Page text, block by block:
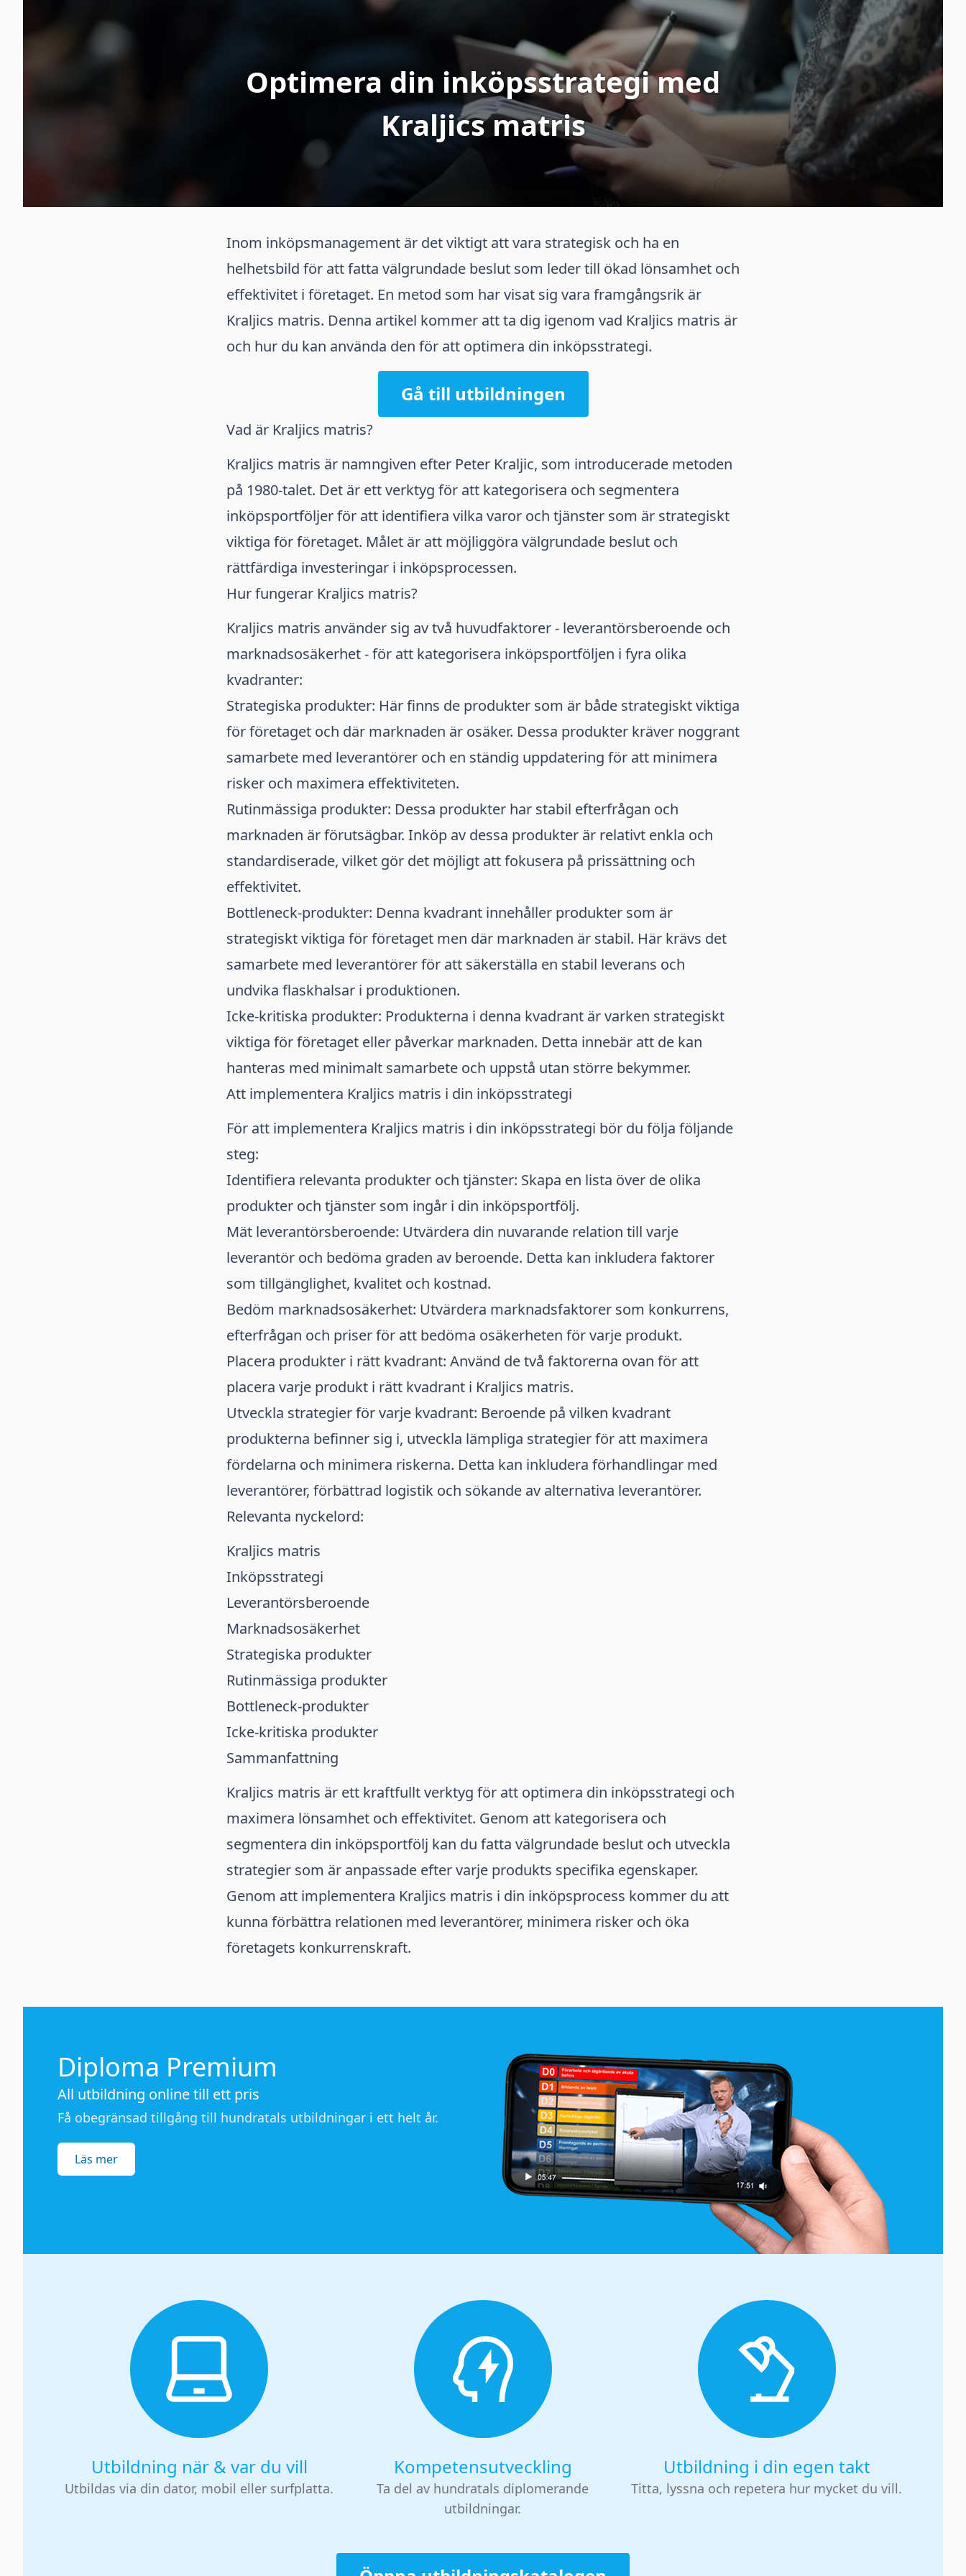
Optimera din inköpsstrategi med
Kraljics matris
Inom inköpsmanagement är det viktigt att vara strategisk och ha en
helhetsbild för att fatta välgrundade beslut som leder till ökad lönsamhet och
effektivitet i företaget. En metod som har visat sig vara framgångsrik är
Kraljics matris. Denna artikel kommer att ta dig igenom vad Kraljics matris är
och hur du kan använda den för att optimera din inköpsstrategi.
Gå till utbildningen
Vad är Kraljics matris?
Kraljics matris är namngiven efter Peter Kraljic, som introducerade metoden
på 1980-talet. Det är ett verktyg för att kategorisera och segmentera
inköpsportföljer för att identifiera vilka varor och tjänster som är strategiskt
viktiga för företaget. Målet är att möjliggöra välgrundade beslut och
rättfärdiga investeringar i inköpsprocessen.
Hur fungerar Kraljics matris?
Kraljics matris använder sig av två huvudfaktorer - leverantörsberoende och
marknadsosäkerhet - för att kategorisera inköpsportföljen i fyra olika
kvadranter:
Strategiska produkter: Här finns de produkter som är både strategiskt viktiga
för företaget och där marknaden är osäker. Dessa produkter kräver noggrant
samarbete med leverantörer och en ständig uppdatering för att minimera
risker och maximera effektiviteten.
Rutinmässiga produkter: Dessa produkter har stabil efterfrågan och
marknaden är förutsägbar. Inköp av dessa produkter är relativt enkla och
standardiserade, vilket gör det möjligt att fokusera på prissättning och
effektivitet.
Bottleneck-produkter: Denna kvadrant innehåller produkter som är
strategiskt viktiga för företaget men där marknaden är stabil. Här krävs det
samarbete med leverantörer för att säkerställa en stabil leverans och
undvika flaskhalsar i produktionen.
Icke-kritiska produkter: Produkterna i denna kvadrant är varken strategiskt
viktiga för företaget eller påverkar marknaden. Detta innebär att de kan
hanteras med minimalt samarbete och uppstå utan större bekymmer.
Att implementera Kraljics matris i din inköpsstrategi
För att implementera Kraljics matris i din inköpsstrategi bör du följa följande
steg:
Identifiera relevanta produkter och tjänster: Skapa en lista över de olika
produkter och tjänster som ingår i din inköpsportfölj.
Mät leverantörsberoende: Utvärdera din nuvarande relation till varje
leverantör och bedöma graden av beroende. Detta kan inkludera faktorer
som tillgänglighet, kvalitet och kostnad.
Bedöm marknadsosäkerhet: Utvärdera marknadsfaktorer som konkurrens,
efterfrågan och priser för att bedöma osäkerheten för varje produkt.
Placera produkter i rätt kvadrant: Använd de två faktorerna ovan för att
placera varje produkt i rätt kvadrant i Kraljics matris.
Utveckla strategier för varje kvadrant: Beroende på vilken kvadrant
produkterna befinner sig i, utveckla lämpliga strategier för att maximera
fördelarna och minimera riskerna. Detta kan inkludera förhandlingar med
leverantörer, förbättrad logistik och sökande av alternativa leverantörer.
Relevanta nyckelord:
Kraljics matris
Inköpsstrategi
Leverantörsberoende
Marknadsosäkerhet
Strategiska produkter
Rutinmässiga produkter
Bottleneck-produkter
Icke-kritiska produkter
Sammanfattning
Kraljics matris är ett kraftfullt verktyg för att optimera din inköpsstrategi och
maximera lönsamhet och effektivitet. Genom att kategorisera och
segmentera din inköpsportfölj kan du fatta välgrundade beslut och utveckla
strategier som är anpassade efter varje produkts specifika egenskaper.
Genom att implementera Kraljics matris i din inköpsprocess kommer du att
kunna förbättra relationen med leverantörer, minimera risker och öka
företagets konkurrenskraft.
Diploma Premium
All utbildning online till ett pris
Få obegränsad tillgång till hundratals utbildningar i ett helt år.
Läs mer
Utbildning när & var du vill
Utbildas via din dator, mobil eller surfplatta.
Kompetensutveckling
Ta del av hundratals diplomerande
utbildningar.
Utbildning i din egen takt
Titta, lyssna och repetera hur mycket du vill.